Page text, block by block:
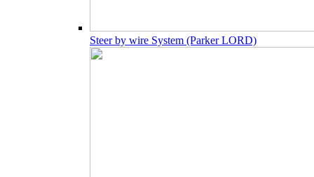
Steer by wire System (Parker LORD)